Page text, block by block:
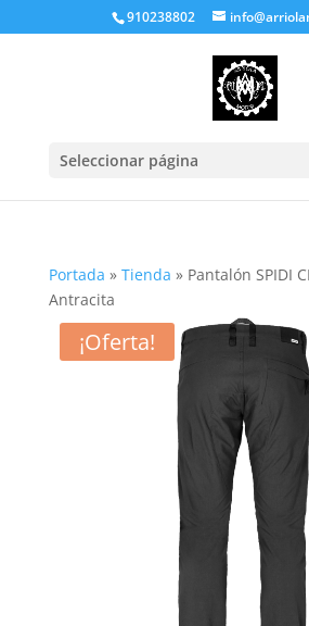
910238802
Seleccionar página
Portada » Tienda » Pantalón SPIDI
Antracita
¡Oferta!